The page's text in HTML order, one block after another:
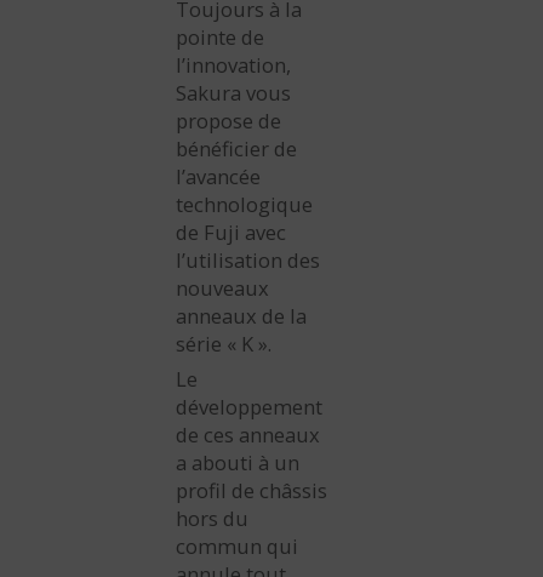
Toujours à la
pointe de
l’innovation,
Sakura vous
propose de
bénéficier de
l’avancée
technologique
de Fuji avec
l’utilisation des
nouveaux
anneaux de la
série « K ».
Le
développement
de ces anneaux
a abouti à un
profil de châssis
hors du
commun qui